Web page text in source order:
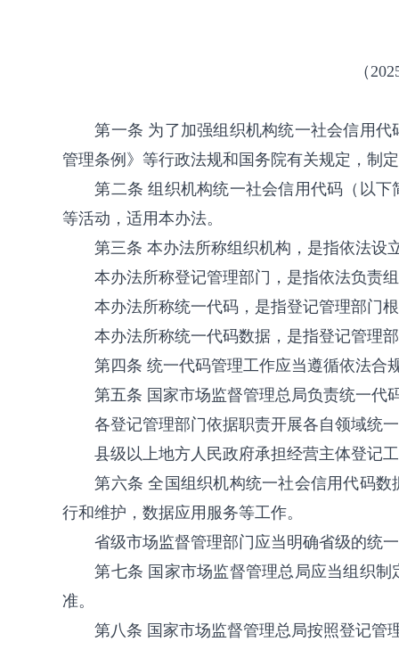
（
第一条 为了加强组织机构统一社会信用
管理条例》等行政法规和国务院有关规定，制
第二条 组织机构统一社会信用代码（以
等活动，适用本办法。
第三条 本办法所称组织机构，是指依法设
本办法所称登记管理部门，是指依法负责
本办法所称统一代码，是指登记管理部门
本办法所称统一代码数据，是指登记管理
第四条 统一代码管理工作应当遵循依法合
第五条 国家市场监督管理总局负责统一代
各登记管理部门依据职责开展各自领域统
县级以上地方人民政府承担经营主体登记
第六条 全国组织机构统一社会信用代码
行和维护，数据应用服务等工作。
省级市场监督管理部门应当明确省级的统
第七条 国家市场监督管理总局应当组织
准。
第八条 国家市场监督管理总局按照登记管